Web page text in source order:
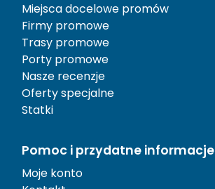
Miejsca docelowe promów
Firmy promowe
Trasy promowe
Porty promowe
Nasze recenzje
Oferty specjalne
Statki
Pomoc i przydatne informacje
Moje konto